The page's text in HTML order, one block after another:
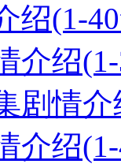
绍(1-
介绍
剧情
介绍